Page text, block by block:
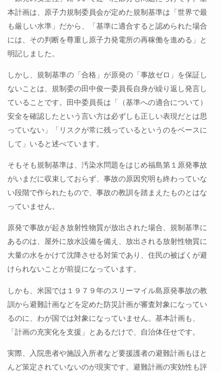
本計画は、原子力規制委員会が定めた規制基準は「世界で最
も厳しい水準」だから、「基準に適合すると認められた場合
には、その判断を尊重し原子力発電所の再稼働を進める」と
明記しました。
しかし、規制基準の「合格」が原発の「事故ゼロ」を保証し
ないことは、規制委の田中俊一委員長自身が繰り返し発言し
ていることです。田中委員長は「（基準への適合について）
安全を確認したという言い方は必ずしも正しい表現だとは思
っていない」「リスクが常に残っているというのをベースに
して」いると述べています。
そもそも規制基準は、汚染水問題をはじめ福島第１原発事故
がいまだに収束しておらず、事故の原因究明も終わっていな
い段階で作られたもので、事故の教訓を踏まえたものとはな
っていません。
原発で事故が起き放射性物質が放出された場合、規制基準に
あるのは、屋外に放水設備を備え、放出される放射性物質に
大量の水をかけて沈降させる対策であり、住民の被ばくが避
けられないことが前提になっています。
しかも、米国では１９７９年のスリーマイル島原発事故の教
訓から避難計画などを定めた防災計画が審査対象になってい
るのに、わが国では対象になっていません。基本計画も、
「計画の充実化を支援」とあるだけで、自治体任せです。
実際、入院患者や施設入所者など要援護者の避難計画もほと
んど策定されていないのが現実です。避難計画の実効性も評